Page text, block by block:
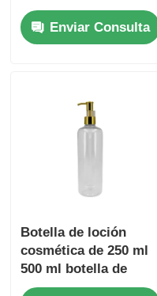
de la bomba de
plástico para
dispensar
Enviar Consulta
Botella de loción
cosmética de 250 ml
500 ml botella de
loción transparente